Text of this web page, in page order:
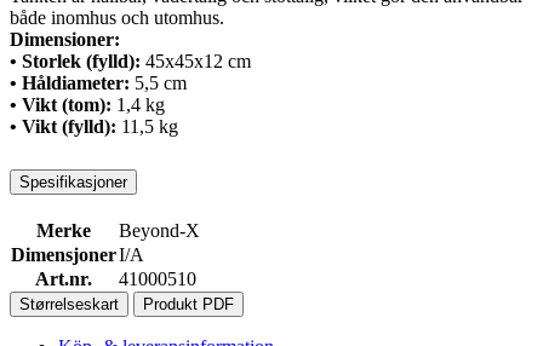
både inomhus och utomhus.
Dimensioner:
• Storlek (fylld): 45x45x12 cm
• Håldiameter: 5,5 cm
• Vikt (tom): 1,4 kg
• Vikt (fylld): 11,5 kg
Spesifikasjoner
Merke
Beyond-X
DimensjonerI/A
Art.nr.
41000510
Størrelseskart Produkt PDF